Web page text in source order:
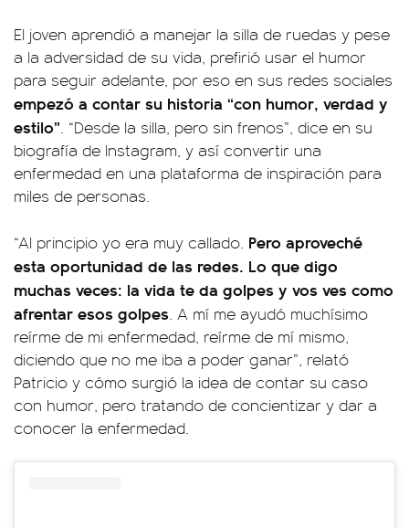
El joven aprendió a manejar la silla de ruedas y pese
a la adversidad de su vida, prefirió usar el humor
para seguir adelante, por eso en sus redes sociales
empezó a contar su historia “con humor, verdad y
estilo”. “Desde la silla, pero sin frenos”, dice en su
biografía de Instagram, y así convertir una
enfermedad en una plataforma de inspiración para
miles de personas.
“Al principio yo era muy callado. Pero aproveché
esta oportunidad de las redes. Lo que digo
muchas veces: la vida te da golpes y vos ves como
afrentar esos golpes. A mí me ayudó muchísimo
reírme de mi enfermedad, reírme de mí mismo,
diciendo que no me iba a poder ganar”, relató
Patricio y cómo surgió la idea de contar su caso
con humor, pero tratando de concientizar y dar a
conocer la enfermedad.